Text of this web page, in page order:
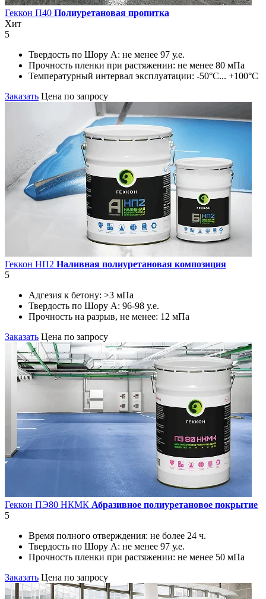
Геккон П40 Полиуретановая пропитка
Хит
5
Твердость по Шору А: не менее 97 у.е.
Прочность пленки при растяжении: не менее 80 мПа
Температурный интервал эксплуатации: -50°С... +100°С
Заказать Цена по запросу
Геккон НП2 Наливная полиуретановая композиция
5
Адгезия к бетону: >3 мПа
Твердость по Шору А: 96-98 у.е.
Прочность на разрыв, не менее: 12 мПа
Заказать Цена по запросу
Геккон ПЭ80 НКМК Абразивное полиуретановое покрытие
5
Время полного отверждения: не более 24 ч.
Твердость по Шору А: не менее 97 у.е.
Прочность пленки при растяжении: не менее 50 мПа
Заказать Цена по запросу